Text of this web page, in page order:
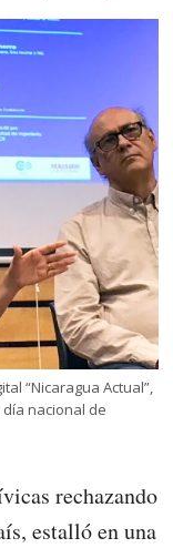
“Nicaragua Actual”,
día nacional de
rechazando
estalló en una